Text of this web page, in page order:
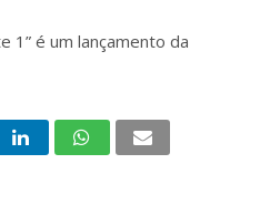
1” é um lançamento da